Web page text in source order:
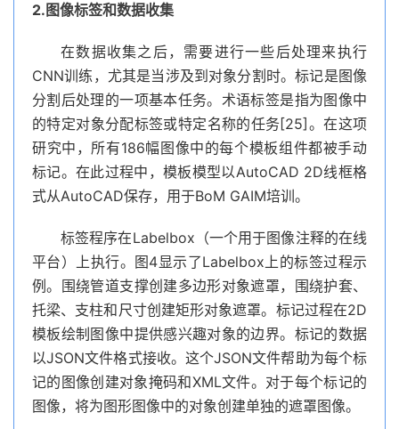
2.图像标签和数据收集
在数据收集之后，需要进行一些后处理来执行
CNN训练，尤其是当涉及到对象分割时。标记是图像
分割后处理的一项基本任务。术语标签是指为图像中
的特定对象分配标签或特定名称的任务[25]。在这项
研究中，所有186幅图像中的每个模板组件都被手动
标记。在此过程中，模板模型以AutoCAD 2D线框格
式从AutoCAD保存，用于BoM GAIM培训。
标签程序在Labelbox（一个用于图像注释的在线
平台）上执行。图4显示了Labelbox上的标签过程示
例。围绕管道支撑创建多边形对象遮罩，围绕护套、
托梁、支柱和尺寸创建矩形对象遮罩。标记过程在2D
模板绘制图像中提供感兴趣对象的边界。标记的数据
以JSON文件格式接收。这个JSON文件帮助为每个标
记的图像创建对象掩码和XML文件。对于每个标记的
图像，将为图形图像中的对象创建单独的遮罩图像。